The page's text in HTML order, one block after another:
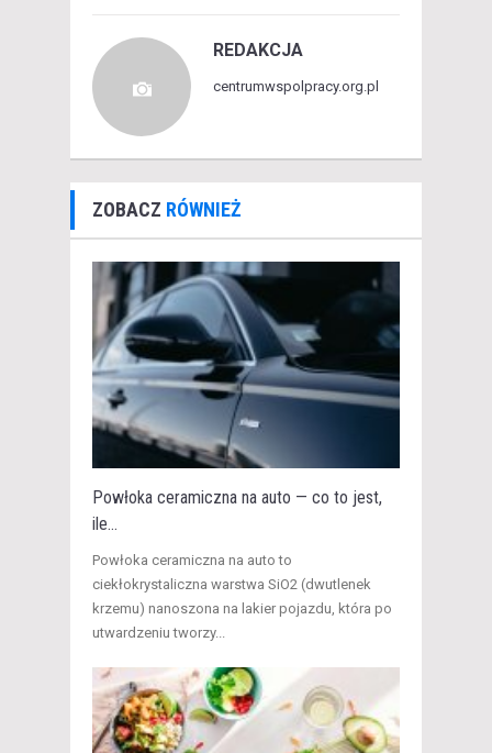
REDAKCJA
centrumwspolpracy.org.pl
ZOBACZ RÓWNIEŻ
Powłoka ceramiczna na auto — co to jest,
ile...
​Powłoka ceramiczna na auto to
ciekłokrystaliczna warstwa SiO2 (dwutlenek
krzemu) nanoszona na lakier pojazdu, która po
utwardzeniu tworzy...